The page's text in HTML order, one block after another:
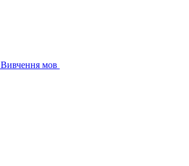
Вивчення мов